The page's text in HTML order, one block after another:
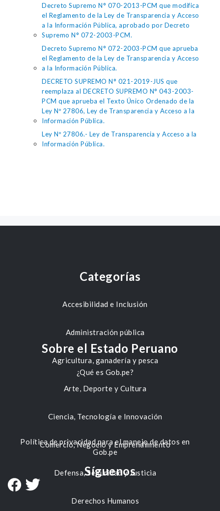
Decreto Supremo N° 070-2013-PCM que modifica
el Reglamento de la Ley de Transparencia y Acceso
a la Información Pública, aprobado por Decreto
Supremo N° 072-2003-PCM.
Decreto Supremo N° 072-2003-PCM que aprueba
el Reglamento de la Ley de Transparencia y Acceso
a la Información Pública.
DECRETO SUPREMO N° 021-2019-JUS que
reemplaza al DECRETO SUPREMO N° 043-2003-
PCM que aprueba el Texto Único Ordenado de la
Ley Nº 27806, Ley de Transparencia y Acceso a la
Información Pública.
Ley Nº 27806.- Ley de Transparencia y Acceso a la
Información Pública.
Categorías
Accesibilidad e Inclusión
Administración pública
Agricultura, ganadería y pesca
Arte, Deporte y Cultura
Ciencia, Tecnología e Innovación
Comercio, Negocio y Emprendimiento
Defensa, Seguridad y Justicia
Derechos Humanos
Sobre el Estado Peruano
¿Qué es Gob.pe?
Política de privacidad para el manejo de datos en
Gob.pe
Síguenos